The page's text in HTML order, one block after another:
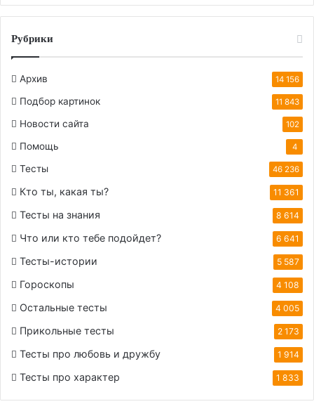
Рубрики
Архив 14 156
Подбор картинок 11 843
Новости сайта 102
Помощь 4
Тесты 46 236
Кто ты, какая ты? 11 361
Тесты на знания 8 614
Что или кто тебе подойдет? 6 641
Тесты-истории 5 587
Гороскопы 4 108
Остальные тесты 4 005
Прикольные тесты 2 173
Тесты про любовь и дружбу 1 914
Тесты про характер 1 833